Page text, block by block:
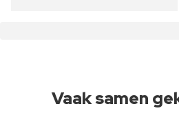
Vaak samen